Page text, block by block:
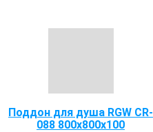
Поддон для душа RGW CR-
088 800х800х100